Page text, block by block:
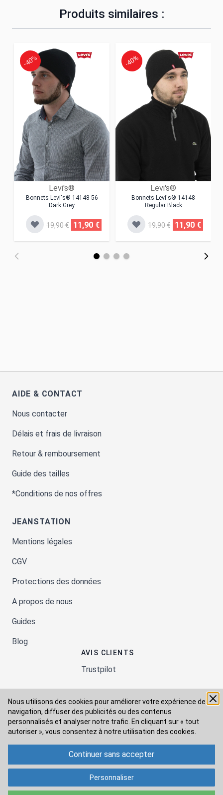
Nous utilisons des cookies pour améliorer votre expérience de
navigation, diffuser des publicités ou des contenus
personnalisés et analyser notre trafic. En cliquant sur « tout
autoriser », vous consentez à notre utilisation des cookies.
Continuer sans accepter
Personnaliser
Produits similaires :
Levi's®
Bonnets Levi's® 14148 56
Dark Grey
-40%
19,90 € 11,90 €
Levi's®
Bonnets Levi's® 14148
Regular Black
-40%
19,90 € 11,90 €
AIDE & CONTACT
Nous contacter
Délais et frais de livraison
Retour & remboursement
Guide des tailles
*Conditions de nos offres
JEANSTATION
Mentions légales
CGV
Protections des données
A propos de nous
Guides
Blog
AVIS CLIENTS
Trustpilot
Moyens de paiement
Modes de livraison